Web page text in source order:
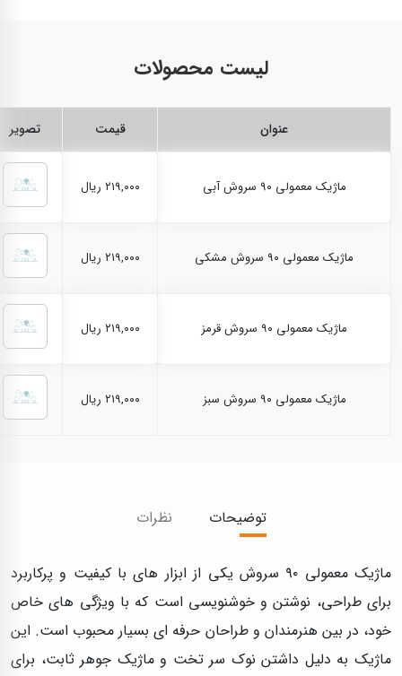
لیست محصولات
عنوان قیمت تصویر
ماژیک معمولی ۹۰ سروش آبی ۲۱۹,۰۰۰ ریال
ماژیک معمولی ۹۰ سروش مشکی ۲۱۹,۰۰۰ ریال
ماژیک معمولی ۹۰ سروش قرمز ۲۱۹,۰۰۰ ریال
ماژیک معمولی ۹۰ سروش سبز ۲۱۹,۰۰۰ ریال
توضیحات نظرات
ماژیک معمولی ۹۰ سروش یکی از ابزار های با کیفیت و پرکاربرد
برای طراحی، نوشتن و خوشنویسی است که با ویژگی‌ های خاص
خود، در بین هنرمندان و طراحان حرفه‌ ای بسیار محبوب است. این
ماژیک به دلیل داشتن نوک سر تخت و ماژیک جوهر ثابت، برای